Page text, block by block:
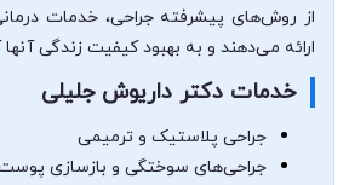
از روش‌های پیشرفته جراحی، خدمات
ارائه می‌دهند و به بهبود کیفیت زندگی
خدمات دکتر داریوش جلیلی
جراحی پلاستیک و ترمیمی
جراحی‌های سوختگی و بازسازی